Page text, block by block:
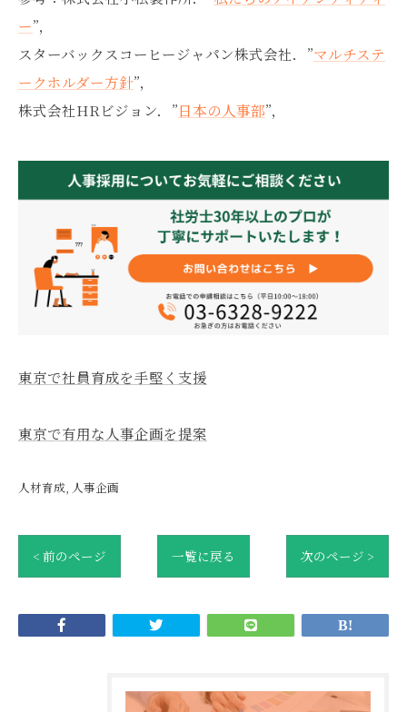
ー”，
スターバックスコーヒージャパン株式会社．”マルチステ
ークホルダー方針”，
株式会社HRビジョン．”日本の人事部”，
東京で社員育成を手堅く支援
東京で有用な人事企画を提案
人材育成 人事企画
< 前のページ 一覧に戻る 次のページ >